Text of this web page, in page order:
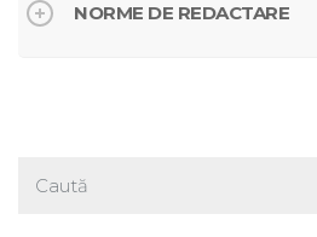
NORME DE REDACTARE